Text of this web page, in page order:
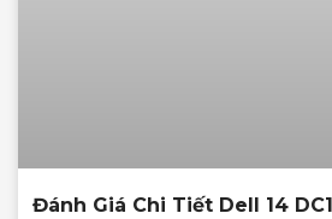
Đánh Giá Chi Tiết Dell 14